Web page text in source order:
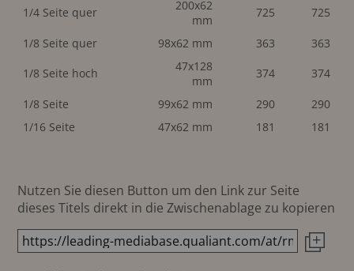
1/4 Seite quer
200x62
mm
725 725
1/8 Seite quer 98x62 mm 363
363
1/8 Seite hoch
47x128
mm
374 374
1/8 Seite 99x62 mm 290
290
1/16 Seite
47x62 mm 181 181
Nutzen Sie diesen Button um den Link zur Seite
dieses Titels direkt in die Zwischenablage zu kopieren